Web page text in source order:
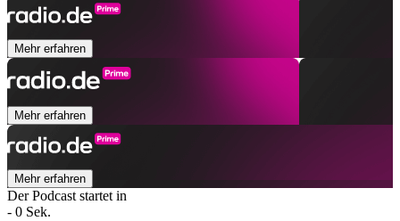
Mehr erfahren
Mehr erfahren
Mehr erfahren
Der Podcast startet in
- 0 Sek.